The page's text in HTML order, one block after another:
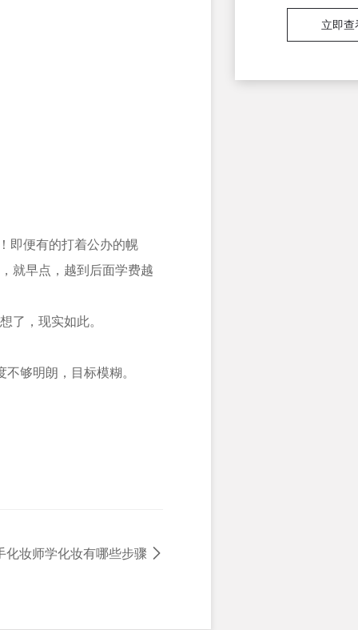
即便有的打着公办的幌
就早点，越到后面学费越
了，现实如此。
够明朗，目标模糊。
化妆师学化妆有哪些步骤
立即查